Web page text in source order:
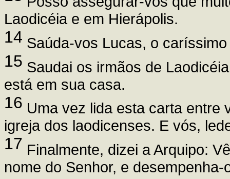
Laodicéia e em Hierápolis.
14 Saúda-vos Lucas, o
15 Saudai os irmãos de
está em sua casa.
16 Uma vez lida esta carta entre
igreja dos laodicenses. E vós,
17 Finalmente, dizei a Arquipo:
nome do Senhor, e desempenha-